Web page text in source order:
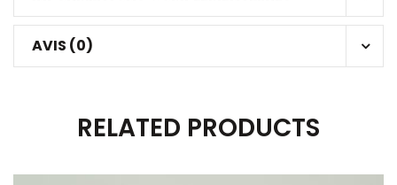
AVIS (0)
RELATED PRODUCTS